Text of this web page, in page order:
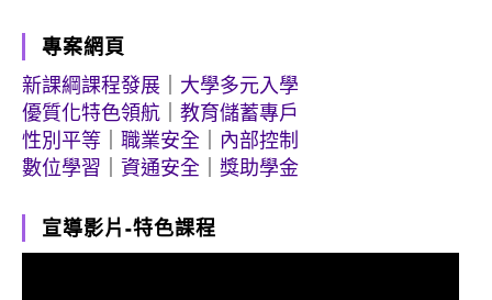
專案網頁
新課綱課程發展
大學多元入學
優質化特色領航
教育儲蓄專戶
性別平等
職業安全
內部控制
數位學習
資通安全 獎助學金
宣導影片-特色課程